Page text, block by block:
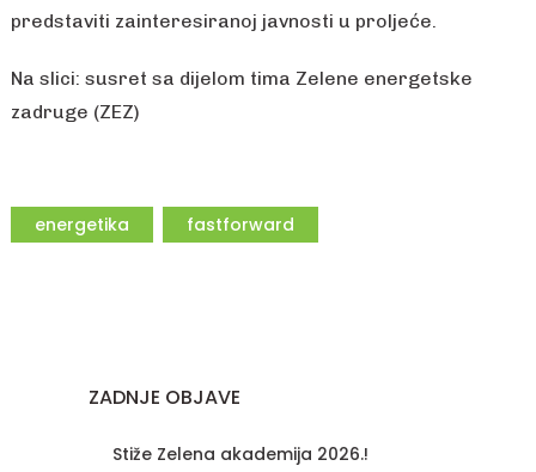
predstaviti zainteresiranoj javnosti u proljeće.
Na slici: susret sa dijelom tima Zelene energetske
zadruge (ZEZ)
energetika fastforward
ZADNJE OBJAVE
Stiže Zelena akademija 2026.!